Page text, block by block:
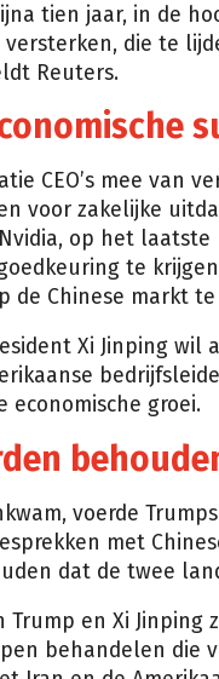
tien jaar, in de
die te
Reuters.
CEO’s mee van
voor zakelijke
Nvidia, op het
te
Chinese markt
Xi Jinping wil
economische groei.
voerde
met
dat de twee
Trump en Xi
behandelen die